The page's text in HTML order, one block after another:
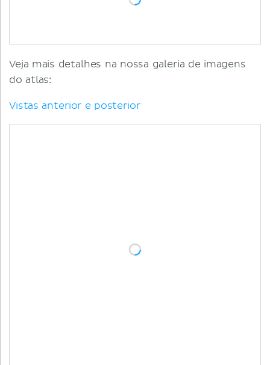
Veja mais detalhes na nossa galeria de imagens
do atlas:
Vistas anterior e posterior